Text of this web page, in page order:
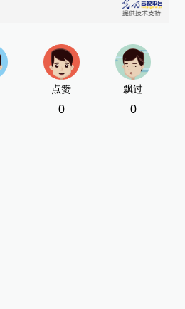
点赞
0
飘过
0